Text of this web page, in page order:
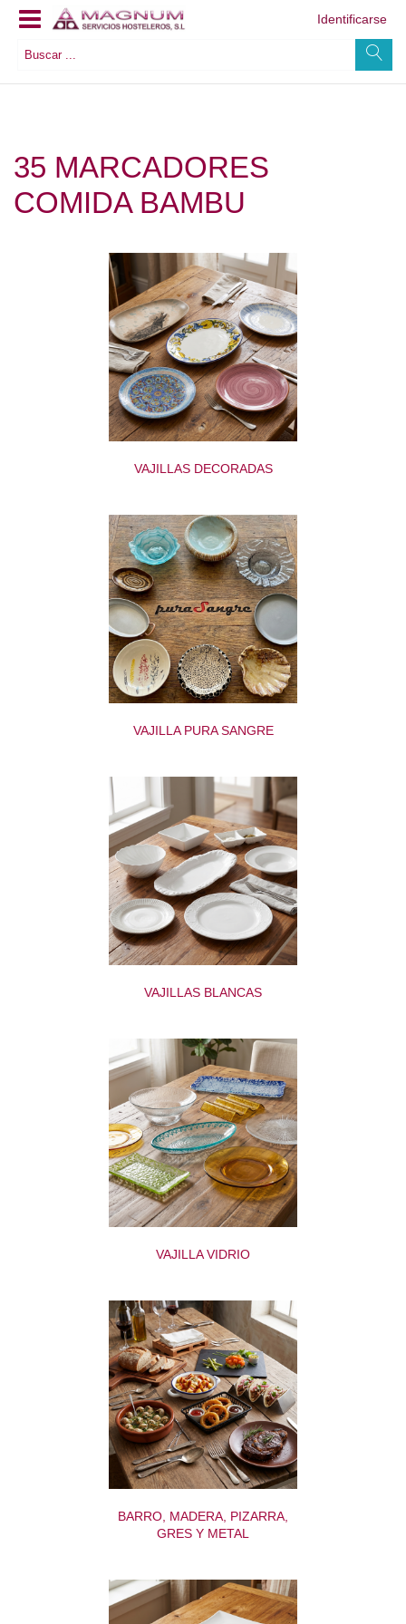
Identificarse
35 MARCADORES
COMIDA BAMBU
VAJILLAS DECORADAS
VAJILLA PURA SANGRE
VAJILLAS BLANCAS
VAJILLA VIDRIO
BARRO, MADERA, PIZARRA,
GRES Y METAL